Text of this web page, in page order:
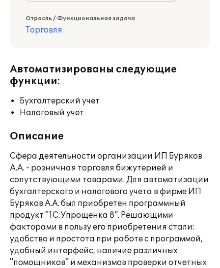
Отрасль / Функциональная задача
Торговля
Автоматизированы следующие
функции:
Бухгалтерский учет
Налоговый учет
Описание
Сфера деятельности организации ИП Буряков
А.А. - розничная торговля бижутерией и
сопутствующими товарами. Для автоматизации
бухгалтерского и налогового учета в фирме ИП
Буряков А.А. был приобретен программный
продукт "1С:Упрощенка 8". Решающими
факторами в пользу его приобретения стали:
удобство и простота при работе с программой,
удобный интерфейс, наличие различных
"помощников" и механизмов проверки отчетных